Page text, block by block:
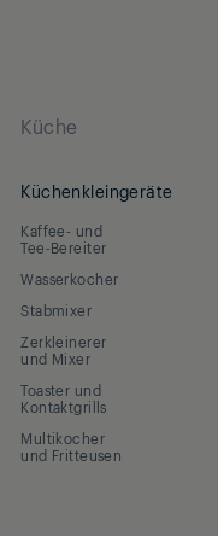
Küche
Küchenkleingeräte
Kaffee- und
Tee-Bereiter
Wasserkocher
Stabmixer
Zerkleinerer
und Mixer
Toaster und
Kontaktgrills
Multikocher
und Fritteusen